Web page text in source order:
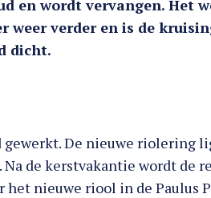
en wordt vervangen. Het
weer verder en is de
dicht.
gewerkt. De nieuwe riolering
de kerstvakantie wordt de
het nieuwe riool in de Paulus